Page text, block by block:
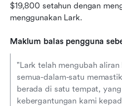
$19,800 setahun dengan
menggunakan Lark.
Maklum balas pengguna
"Lark telah mengubah
semua-dalam-satu
berada di satu tempat,
kebergantungan kami